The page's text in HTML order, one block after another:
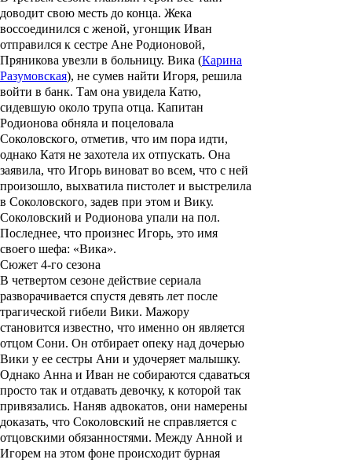
доводит свою месть до конца. Жека
воссоединился с женой, угонщик Иван
отправился к сестре Ане Родионовой,
Пряникова увезли в больницу. Вика (Карина
Разумовская), не сумев найти Игоря, решила
войти в банк. Там она увидела Катю,
сидевшую около трупа отца. Капитан
Родионова обняла и поцеловала
Соколовского, отметив, что им пора идти,
однако Катя не захотела их отпускать. Она
заявила, что Игорь виноват во всем, что с ней
произошло, выхватила пистолет и выстрелила
в Соколовского, задев при этом и Вику.
Соколовский и Родионова упали на пол.
Последнее, что произнес Игорь, это имя
своего шефа: «Вика».
Сюжет 4-го сезона
В четвертом сезоне действие сериала
разворачивается спустя девять лет после
трагической гибели Вики. Мажору
становится известно, что именно он является
отцом Сони. Он отбирает опеку над дочерью
Вики у ее сестры Ани и удочеряет малышку.
Однако Анна и Иван не собираются сдаваться
просто так и отдавать девочку, к которой так
привязались. Наняв адвокатов, они намерены
доказать, что Соколовский не справляется с
отцовскими обязанностями. Между Анной и
Игорем на этом фоне происходит бурная